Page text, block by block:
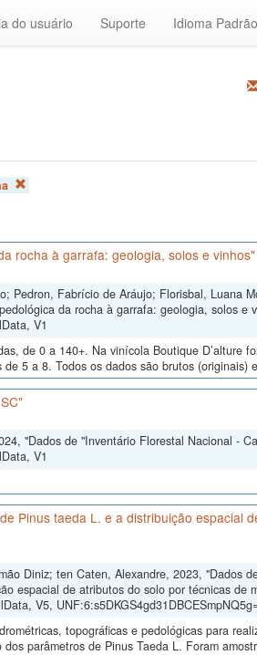
do usuário Suporte Idioma Padrão
rocha à garrafa: geologia, solos e vinhos"
Pedron, Fabrício de Aráujo; Florisbal, Luana
da rocha à garrafa: geologia, solos e
V1
de 0 a 140+. Na vinícola Boutique D’alture
5 a 8. Todos os dados são brutos (originais)
"Dados de "Inventário Florestal Nacional -
V1
Pinus taeda L. e a distribuição espacial
Diniz; ten Caten, Alexandre, 2023, "Dados
espacial de atributos do solo por técnicas de
V5,
topográficas e pedológicas para
parâmetros de Pinus Taeda L. Foram